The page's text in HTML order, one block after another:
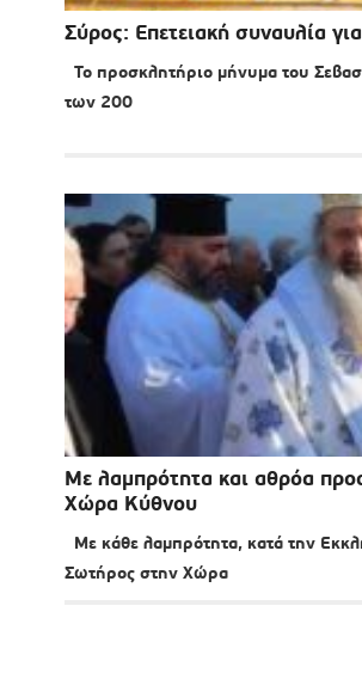
Σύρος: Επετειακή συναυλία
Το προσκλητήριο μήνυμα του
των 200
Με λαμπρότητα και αθρόα
Χώρα Κύθνου
Με κάθε λαμπρότητα, κατά την
Σωτήρος στην Χώρα